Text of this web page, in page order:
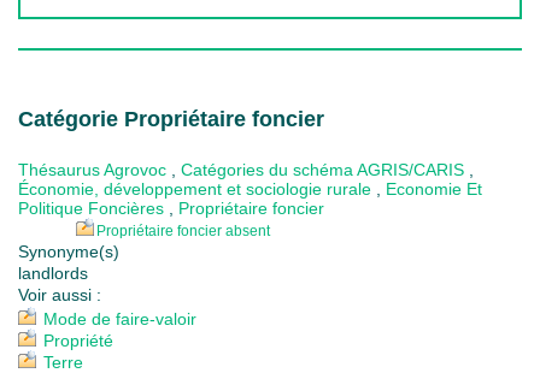
Catégorie Propriétaire foncier
Thésaurus Agrovoc Catégories du schéma AGRIS/CARIS
Économie, développement et sociologie rurale
Economie Et
Politique Foncières
Propriétaire foncier
Propriétaire foncier absent
Synonyme(s)
landlords
Voir aussi :
Mode de faire-valoir
Propriété
Terre